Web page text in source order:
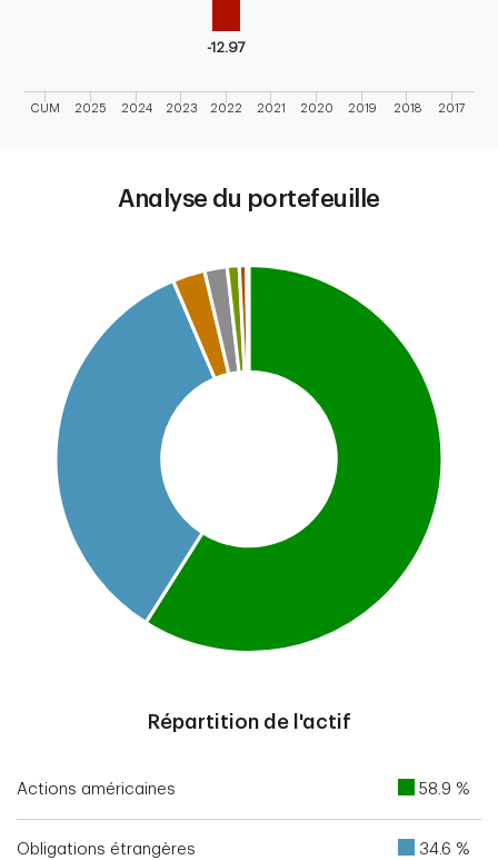
-12.97
CUM 2025 2024 2023 2022 2021 2020 2019 2018 2017
Analyse du portefeuille
Pie chart with 7 slices.
This is a portfolio analysis pie chart
Répartition de l'actif
Actions américaines 58.9 %
Obligations étrangères 34.6 %